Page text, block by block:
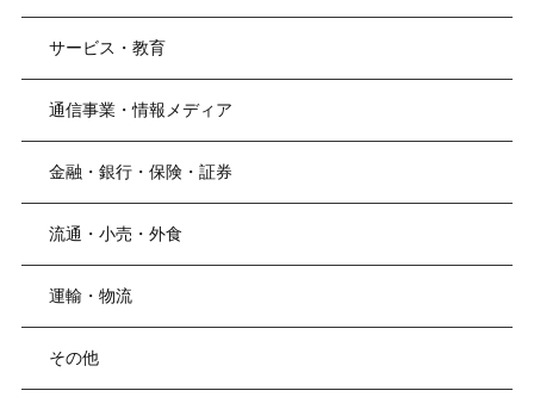
サービス・教育
通信事業・情報メディア
金融・銀行・保険・証券
流通・小売・外食
運輸・物流
その他